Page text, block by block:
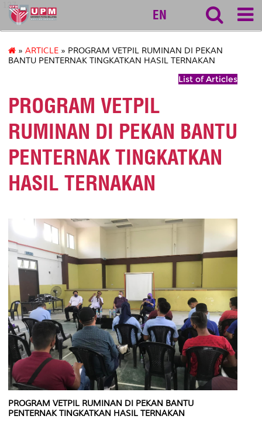
127
EN
» ARTICLE » PROGRAM VETPIL RUMINAN DI PEKAN
BANTU PENTERNAK TINGKATKAN HASIL TERNAKAN
List of Articles
PROGRAM VETPIL
RUMINAN DI PEKAN BANTU
PENTERNAK TINGKATKAN
HASIL TERNAKAN
PROGRAM VETPIL RUMINAN DI PEKAN BANTU
PENTERNAK TINGKATKAN HASIL TERNAKAN